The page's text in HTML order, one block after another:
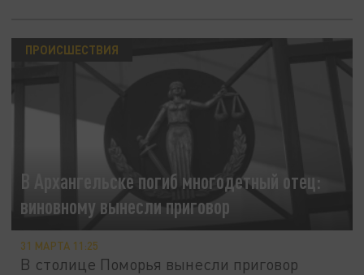
В Архангельске погиб многодетный отец:
виновному вынесли приговор
ПРОИСШЕСТВИЯ
31 МАРТА 11:25
В столице Поморья вынесли приговор